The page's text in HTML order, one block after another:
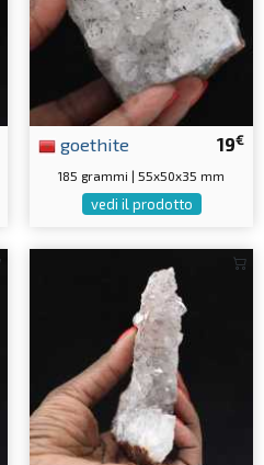
19€
goethite
185 grammi | 55x50x35 mm
vedi il prodotto